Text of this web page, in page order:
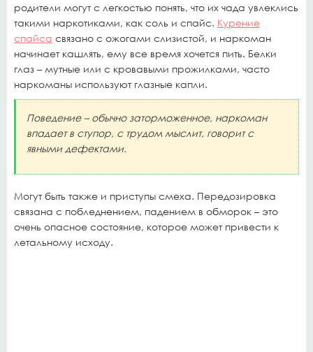
родители могут с легкостью понять, что их чада увлеклись
такими наркотиками, как соль и спайс. Курение
спайса связано с ожогами слизистой, и наркоман
начинает кашлять, ему все время хочется пить. Белки
глаз – мутные или с кровавыми прожилками, часто
наркоманы используют глазные капли.
Поведение – обычно заторможенное, наркоман
впадает в ступор, с трудом мыслит, говорит с
явными дефектами.
Могут быть также и приступы смеха. Передозировка
связана с побледнением, падением в обморок – это
очень опасное состояние, которое может привести к
летальному исходу.